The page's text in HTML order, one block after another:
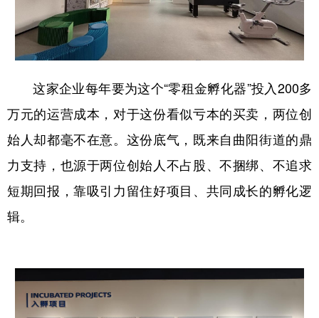
这家企业每年要为这个“零租金孵化器”投入200多
万元的运营成本，对于这份看似亏本的买卖，两位创
始人却都毫不在意。这份底气，既来自曲阳街道的鼎
力支持，也源于两位创始人不占股、不捆绑、不追求
短期回报，靠吸引力留住好项目、共同成长的孵化逻
辑。